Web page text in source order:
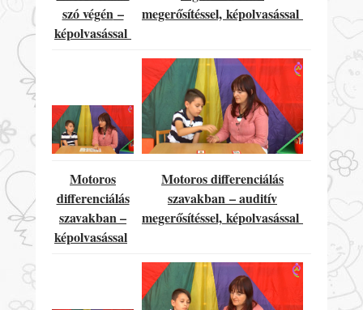
szó végén–
képolvasással
megerősítéssel, képolvasással
Motoros
differenciálás
szavakban –
képolvasással
Motoros differenciálás
szavakban – auditív
megerősítéssel, képolvasással